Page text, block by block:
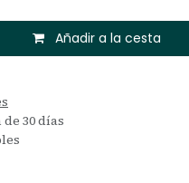
Añadir a la cesta
30 días